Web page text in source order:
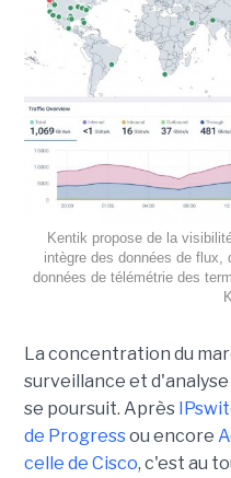
Kentik propose de la
intègre des données de flux,
données de télémétrie des
La concentration du
surveillance et
se poursuit. Après
de Progressou encore
celle de Cisco, c'est au